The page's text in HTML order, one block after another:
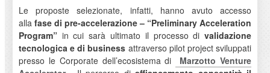
Le proposte selezionate, infatti, hanno avuto accesso
alla fase di pre-accelerazione – “Preliminary Acceleration
Program”in cui sarà ultimato il processo divalidazione
tecnologica e di business attraverso pilot project sviluppati
presso le Corporate dell’ecosistema di
Marzotto Venture